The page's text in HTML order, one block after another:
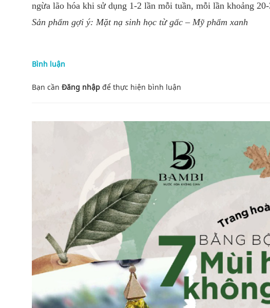
ngừa lão hóa khi sử dụng 1-2 lần mỗi tuần, mỗi lần khoảng
Sản phẩm gợi ý: Mặt nạ sinh học từ gấc – Mỹ phẩm xanh
Bình luận
Bạn cần Đăng nhập để thực hiện bình luận